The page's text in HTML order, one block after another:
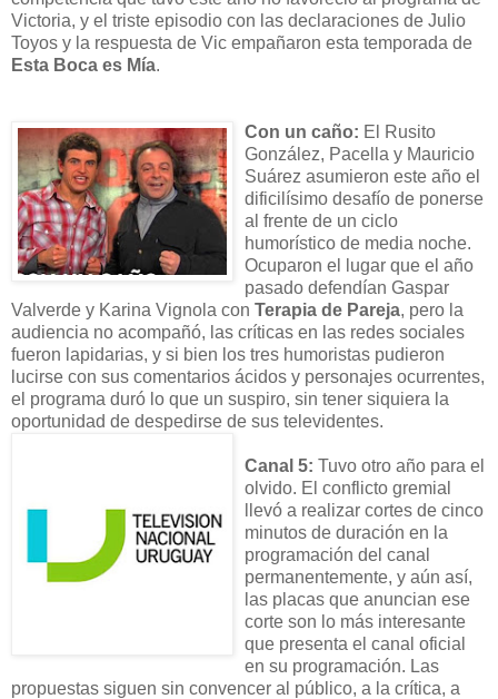
Victoria, y el triste episodio con las declaraciones de Julio
Toyos y la respuesta de Vic empañaron esta temporada de
Esta Boca es Mía.
Con un caño: El Rusito
González, Pacella y Mauricio
Suárez asumieron este año el
dificilísimo desafío de ponerse
al frente de un ciclo
humorístico de media noche.
Ocuparon el lugar que el año
pasado defendían Gaspar
Valverde y Karina Vignola con Terapia de Pareja, pero la
audiencia no acompañó, las críticas en las redes sociales
fueron lapidarias, y si bien los tres humoristas pudieron
lucirse con sus comentarios ácidos y personajes ocurrentes,
el programa duró lo que un suspiro, sin tener siquiera la
oportunidad de despedirse de sus televidentes.
Canal 5: Tuvo otro año para el
olvido. El conflicto gremial
llevó a realizar cortes de cinco
minutos de duración en la
programación del canal
permanentemente, y aún así,
las placas que anuncian ese
corte son lo más interesante
que presenta el canal oficial
en su programación. Las
propuestas siguen sin convencer al público, a la crítica, a